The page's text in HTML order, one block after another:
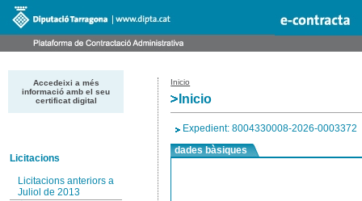
Accedeixi a més
informació amb el seu
certificat digital
Licitacions
Licitacions anteriors a
Juliol de 2013
Inicio
Inicio
Expedient: 8004330008-2026-0003372
dades bàsiques